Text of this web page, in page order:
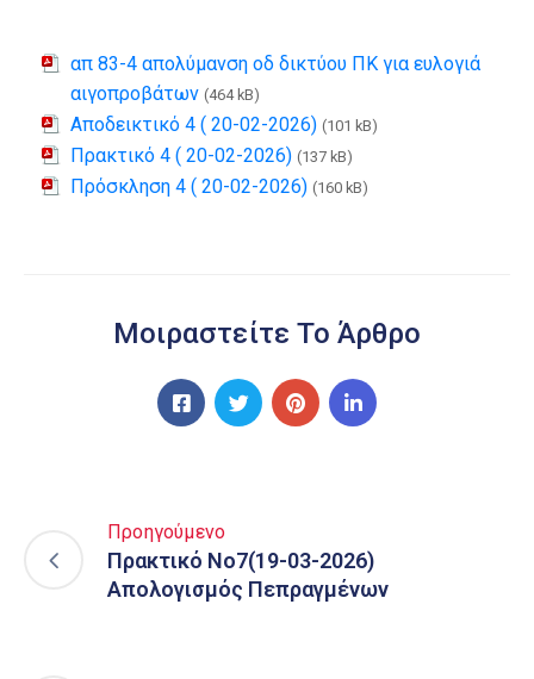
απ 83-4 απολύμανση οδ δικτύου ΠΚ για ευλογιά
αιγοπροβάτων (464 kB)
Αποδεικτικό 4 ( 20-02-2026) (101 kB)
Πρακτικό 4 ( 20-02-2026) (137 kB)
Πρόσκληση 4 ( 20-02-2026) (160 kB)
Μοιραστείτε Το Άρθρο
Προηγούμενο
Πρακτικό Νο7(19-03-2026)
Απολογισμός Πεπραγμένων